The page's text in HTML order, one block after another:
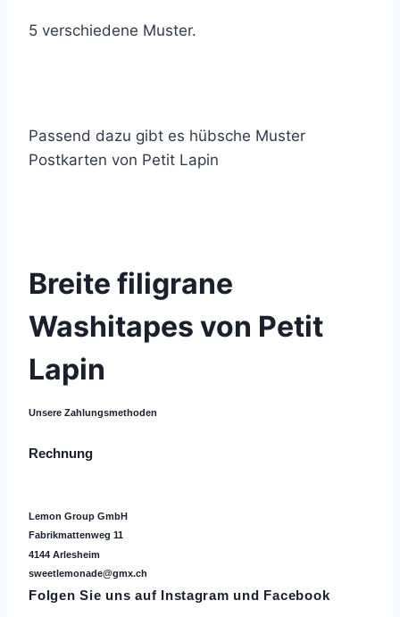
5 verschiedene Muster.
Passend dazu gibt es hübsche Muster
Postkarten von Petit Lapin
Breite filigrane
Washitapes von Petit
Lapin
Unsere Zahlungsmethoden
Rechnung
Lemon Group GmbH
Fabrikmattenweg 11
4144 Arlesheim
sweetlemonade@gmx.ch
Folgen Sie uns auf Instagram und Facebook